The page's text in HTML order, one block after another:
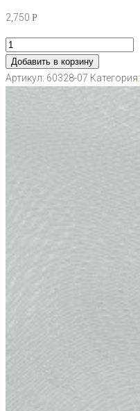
2,750 Р
Добавить в корзину
Артикул: 60328-07 Категория: